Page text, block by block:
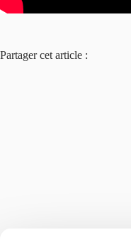
Partager cet article :